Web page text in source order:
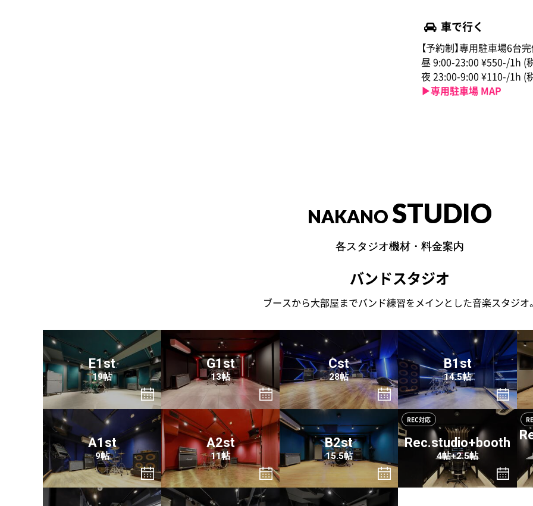
車で行く
【予約制】専用駐車場6台
昼 9:00-23:00 ¥550-/1h (
夜 23:00-9:00 ¥110-/1h (
▶︎専用駐車場 MAP
NAKANO STUDIO
各スタジオ機材・料金案内
バンドスタジオ
ブースから大部屋までバンド練習をメインとした音楽スタジオ。
E1st
19帖
G1st
13帖
Cst
28帖
B1st
14.5帖
A1st
9帖
A2st
11帖
B2st
15.5帖
REC対応
Rec.studio+booth
4帖+2.5帖